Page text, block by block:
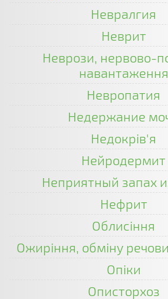
Невралгия
Неврит
Неврози, нервово-
навантаження
Невропатия
Недержание
Недокрів'я
Нейродермит
Неприятный запах
Нефрит
Облисіння
Ожиріння, обміну
Опіки
Описторхоз